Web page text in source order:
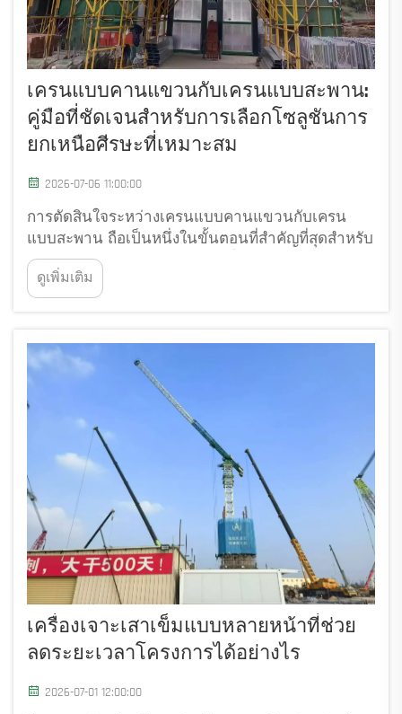
เครนแบบคานแขวนกับเครนแบบสะพาน:
คู่มือที่ชัดเจนสำหรับการเลือกโซลูชันการ
ยกเหนือศีรษะที่เหมาะสม
2026-07-06 11:00:00
การตัดสินใจระหว่างเครนแบบคานแขวนกับเครน
แบบสะพาน ถือเป็นหนึ่งในขั้นตอนที่สำคัญที่สุดสำหรับ
สถานประกอบการอุตสาหกรรมที่จัดการงานยกวัสดุ
หนัก ทั้งสองประเภทของโซลูชันการยกเหนือศีรษะนี้มี
บทบาทสำคัญในภาคการผลิต คลังสินค้า และการ
ดูเพิ่มเติม
เครื่องเจาะเสาเข็มแบบหลายหน้าที่ช่วย
ลดระยะเวลาโครงการได้อย่างไร
2026-07-01 12:00:00